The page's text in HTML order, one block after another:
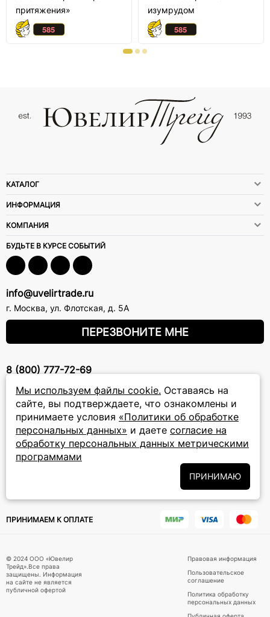
притяжения»
изумрудом
Мы используем файлы cookie. Оставаясь на
сайте, вы подтверждаете, что ознакомлены и
принимаете условия «Политики об обработке
персональных данных» и даете согласие на
обработку персональных данных метрическими
программами
ПРИНИМАЮ
КАТАЛОГ
ИНФОРМАЦИЯ
КОМПАНИЯ
БУДЬТЕ В КУРСЕ СОБЫТИЙ
info@uvelirtrade.ru
г. Москва, ул. Флотская, д. 5А
ПЕРЕЗВОНИТЕ МНЕ
8 (800) 777-72-69
ПОДПИСКА НА РАССЫЛКУ
Подписаться на новости
Подписываясь на рассылку, вы соглашаетесь с условиямиПолитики
и даёте своё согласие на их
ПРИНИМАЕМ К ОПЛАТЕ
© 2024 ООО «Ювелир
Трейд».Все права
защищены. Информация
на сайте не является
публичной офертой
Правовая информация
Пользовательское
соглашение
Политика обработку
персональных данных